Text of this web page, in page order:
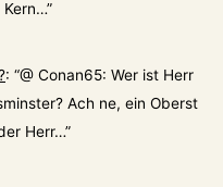
Kern…”
: “@ Conan65: Wer ist Herr
Ach ne, ein Oberst
Herr…”